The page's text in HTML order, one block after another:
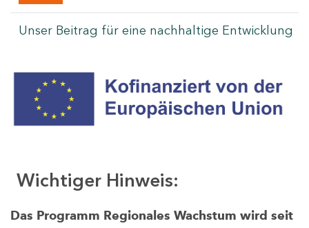
Unser Beitrag für eine nachhaltige Entwicklung
Wichtiger Hinweis:
Das Programm Regionales Wachstum wird seit